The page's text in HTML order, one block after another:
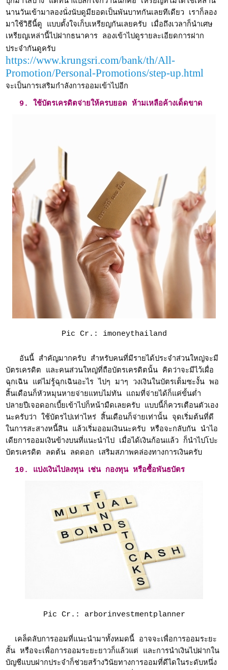
นานวันเข้ามาลองนั่งนับดูมียอดเป็นพันบาทกันเลยทีเดียว เราก็ลอง
มาใช้วิธีนี้ดู แบบตั้งใจเก็บเหรียญกันเลยครับ เมื่อถึงเวลาก็นำเศษ
เหรียญเหล่านี้ไปฝากธนาคาร ลองเข้าไปดูรายละเอียดการฝาก
ประจำกันดูครับ
https://www.krungsri.com/bank/th/All-
Promotion/Personal-Promotions/step-up.html
จะเป็นการเสริมกำลังการออมเข้าไปอีก
9. ใช้บัตรเครดิตจ่ายให้ครบยอด ห้ามเหลือค้างเด็ดขาด
Pic Cr.: imoneythailand
อันนี้ สำคัญมากครับ สำหรับคนที่มีรายได้ประจำส่วนใหญ่จะมี
บัตรเครดิต และคนส่วนใหญ่ที่ถือบัตรเครดิตนั้น คิดว่าจะมีไว้เผื่อ
ฉุกเฉิน แต่ไม่รู้ฉุกเฉินอะไร ไปๆ มาๆ วงเงินในบัตรเต็มซะงั้น พอ
สิ้นเดือนก็หัวหมุนหายจ่ายแทบไม่ทัน แถมที่จ่ายได้ก็แค่ขั้นต่ำ
ปลายปีเจอดอกเบี้ยเข้าไปก็หน้ามืดเลยครับ แบบนี้ก็ควรเตือนตัวเอง
นะครับว่า ใช้บัตรไปเท่าไหร่ สิ้นเดือนก็จ่ายเท่านั้น จุดเริ่มต้นที่ดี
ในการสะสางหนี้สิน แล้วเริ่มออมเงินนะครับ หรือจะกลับกัน นำไอ
เดียการออมเงินข้างบนที่แนะนำไป เมื่อได้เงินก้อนแล้ว ก็นำไปโปะ
บัตรเครดิต ลดต้น ลดดอก เสริมสภาพคล่องทางการเงินครับ
10. แบ่งเงินไปลงทุน เช่น กองทุน หรือซื้อพันธบัตร
Pic Cr.: arborinvestmentplanner
เคล็ดลับการออมที่แนะนำมาทั้งหมดนี้ อาจจะเพื่อการออมระยะ
สั้น หรือจะเพื่อการออมระยะยาวก็แล้วแต่ และการนำเงินไปฝากใน
บัญชีแบบฝากประจำก็ช่วยสร้างวินัยทางการออมที่ดีไดในระดับหนึ่ง